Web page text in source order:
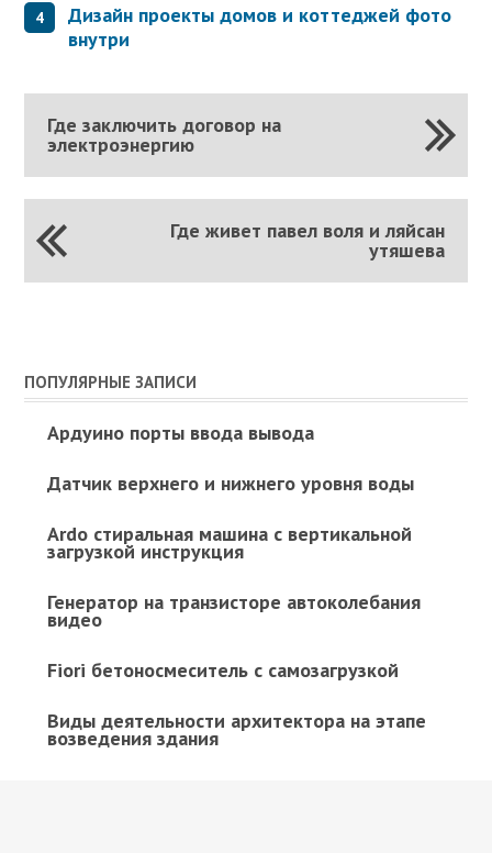
Дизайн проекты домов и коттеджей фото
внутри
Где заключить договор на
электроэнергию
Где живет павел воля и ляйсан
утяшева
ПОПУЛЯРНЫЕ ЗАПИСИ
Ардуино порты ввода вывода
Датчик верхнего и нижнего уровня воды
Ardo стиральная машина с вертикальной
загрузкой инструкция
Генератор на транзисторе автоколебания
видео
Fiori бетоносмеситель с самозагрузкой
Виды деятельности архитектора на этапе
возведения здания